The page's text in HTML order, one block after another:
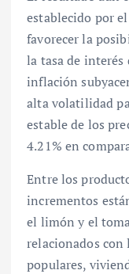
establecido por
favorecer la
la tasa de interés
inflación
alta volatilidad
estable de los
4.21% en
Entre los
incrementos
el limón y el
relacionados
populares,